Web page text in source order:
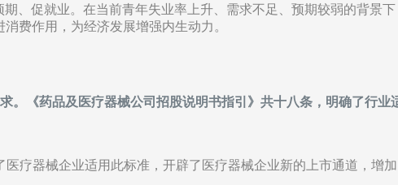
、促就业。在当前青年失业率上升、需求不足、预期较弱的背景
费作用，为经济发展增强内生动力。
。《药品及医疗器械公司招股说明书指引》共十八条，明确了行业
疗器械企业适用此标准，开辟了医疗器械企业新的上市通道，增